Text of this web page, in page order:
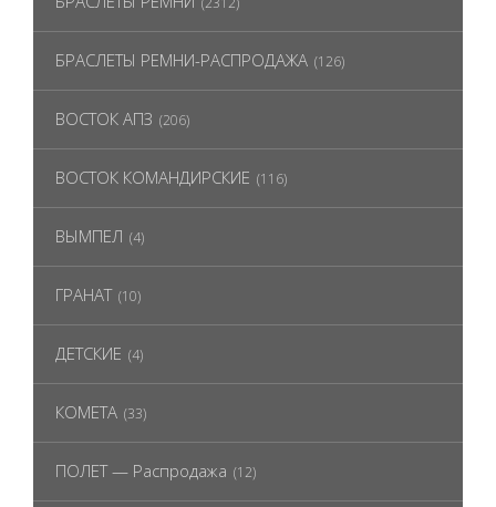
БРАСЛЕТЫ РЕМНИ-РАСПРОДАЖА (126)
ВОСТОК АПЗ (206)
ВОСТОК КОМАНДИРСКИЕ (116)
ВЫМПЕЛ (4)
ГРАНАТ (10)
ДЕТСКИЕ (4)
КОМЕТА (33)
ПОЛЕТ — Распродажа (12)